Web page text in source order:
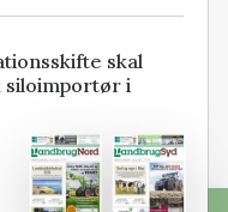
skal
siloimportør i